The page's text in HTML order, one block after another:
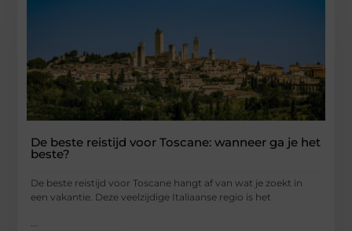
De beste reistijd voor Toscane: wanneer ga je het
beste?
De beste reistijd voor Toscane hangt af van wat je zoekt in
een vakantie. Deze veelzijdige Italiaanse regio is het